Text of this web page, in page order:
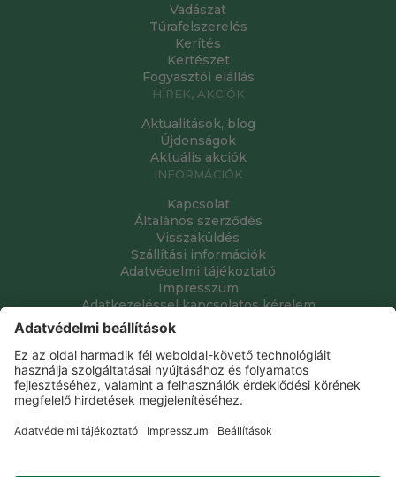
Vadászat
Túrafelszerelés
Kerítés
Kertészet
Fogyasztói elállás
HÍREK, AKCIÓK
Aktualitások, blog
Újdonságok
Aktuális akciók
INFORMÁCIÓK
Kapcsolat
Általános szerződés
Visszaküldés
Szállítási információk
Adatvédelmi tájékoztató
Impresszum
Adatkezeléssel kapcsolatos kérelem